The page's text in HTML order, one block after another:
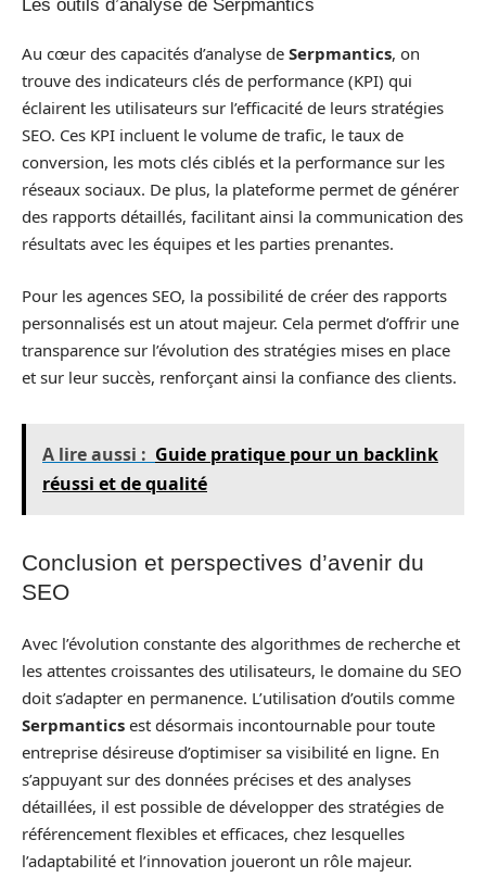
Les outils d’analyse de Serpmantics
Au cœur des capacités d’analyse de Serpmantics, on
trouve des indicateurs clés de performance (KPI) qui
éclairent les utilisateurs sur l’efficacité de leurs stratégies
SEO. Ces KPI incluent le volume de trafic, le taux de
conversion, les mots clés ciblés et la performance sur les
réseaux sociaux. De plus, la plateforme permet de générer
des rapports détaillés, facilitant ainsi la communication des
résultats avec les équipes et les parties prenantes.
Pour les agences SEO, la possibilité de créer des rapports
personnalisés est un atout majeur. Cela permet d’offrir une
transparence sur l’évolution des stratégies mises en place
et sur leur succès, renforçant ainsi la confiance des clients.
A lire aussi : Guide pratique pour un backlink
réussi et de qualité
Conclusion et perspectives d’avenir du
SEO
Avec l’évolution constante des algorithmes de recherche et
les attentes croissantes des utilisateurs, le domaine du SEO
doit s’adapter en permanence. L’utilisation d’outils comme
Serpmantics est désormais incontournable pour toute
entreprise désireuse d’optimiser sa visibilité en ligne. En
s’appuyant sur des données précises et des analyses
détaillées, il est possible de développer des stratégies de
référencement flexibles et efficaces, chez lesquelles
l’adaptabilité et l’innovation joueront un rôle majeur.